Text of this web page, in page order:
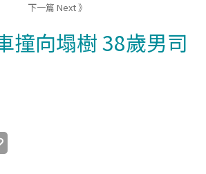
下一篇 Next 》
撞向塌樹 38歲男司